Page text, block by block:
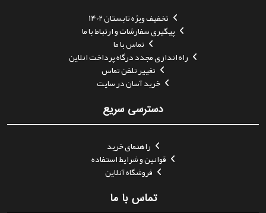
تخفیف ویژه تابستان 1402
پیگیری سفارشات و ارتباط با ما
تماس با ما
راه اندازی مجدد درگاه پرداخت انلاین
تغییر تلفن تماس
خرید آسان در سایت
دسترسی سریع
راهنمای خرید
قوانین و شرایط استفاده
فروشگاه آنلاین
تماس با ما